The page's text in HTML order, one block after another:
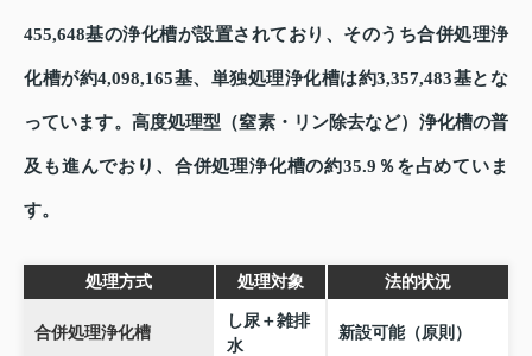
455,648基の浄化槽が設置されており、そのうち合併処理浄
化槽が約4,098,165基、単独処理浄化槽は約3,357,483基とな
っています。高度処理型（窒素・リン除去など）浄化槽の普
及も進んでおり、合併処理浄化槽の約35.9％を占めていま
す。
処理方式 処理対象 法的状況
合併処理浄化槽
し尿＋雑排
水
新設可能（原則）